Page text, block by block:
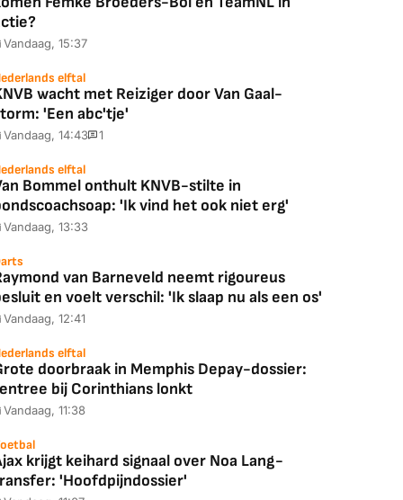
Vandaag, 15:37
elftal
wacht met Reiziger door Van Gaal-
'Een abc'tje'
Vandaag, 14:43 1
elftal
Bommel onthult KNVB-stilte in
'Ik vind het ook niet erg'
Vandaag, 13:33
van Barneveld neemt rigoureus
en voelt verschil: 'Ik slaap nu als een os'
Vandaag, 12:41
elftal
doorbraak in Memphis Depay-dossier:
bij Corinthians lonkt
Vandaag, 11:38
krijgt keihard signaal over Noa Lang-
'Hoofdpijndossier'